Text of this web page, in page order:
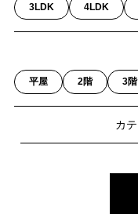
3LDK 4LDK
平屋 2階 3階